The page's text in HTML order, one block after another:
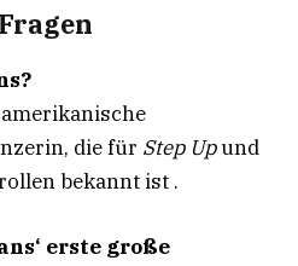
die für Step Upund
bekannt ist .
erste große